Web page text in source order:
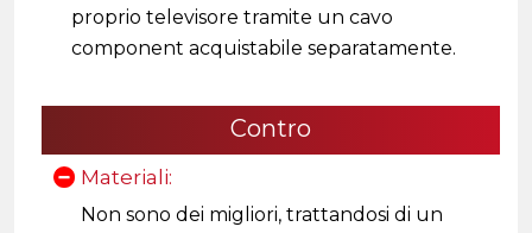
proprio televisore tramite un cavo
component acquistabile separatamente.
Contro
Materiali:
Non sono dei migliori, trattandosi di un